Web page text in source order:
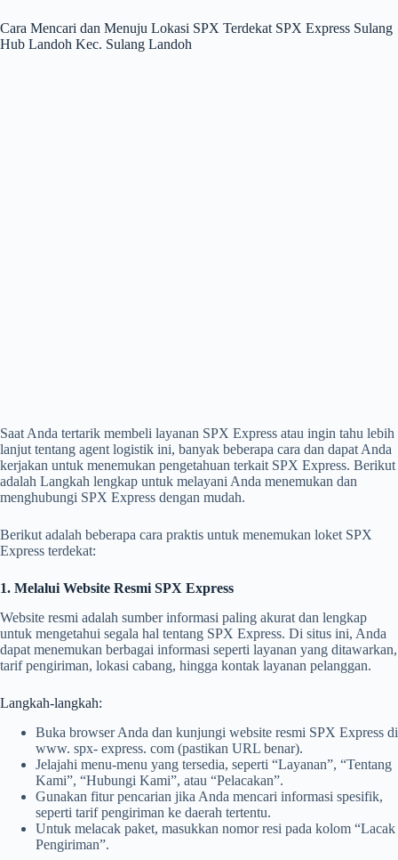
Cara Mencari dan Menuju Lokasi SPX Terdekat SPX Express Sulang
Hub Landoh Kec. Sulang Landoh
Saat Anda tertarik membeli layanan SPX Express atau ingin tahu lebih
lanjut tentang agent logistik ini, banyak beberapa cara dan dapat Anda
kerjakan untuk menemukan pengetahuan terkait SPX Express. Berikut
adalah Langkah lengkap untuk melayani Anda menemukan dan
menghubungi SPX Express dengan mudah.
Berikut adalah beberapa cara praktis untuk menemukan loket SPX
Express terdekat:
1. Melalui Website Resmi SPX Express
Website resmi adalah sumber informasi paling akurat dan lengkap
untuk mengetahui segala hal tentang SPX Express. Di situs ini, Anda
dapat menemukan berbagai informasi seperti layanan yang ditawarkan,
tarif pengiriman, lokasi cabang, hingga kontak layanan pelanggan.
Langkah-langkah:
Buka browser Anda dan kunjungi website resmi SPX Express di
www. spx- express. com (pastikan URL benar).
Jelajahi menu-menu yang tersedia, seperti “Layanan”, “Tentang
Kami”, “Hubungi Kami”, atau “Pelacakan”.
Gunakan fitur pencarian jika Anda mencari informasi spesifik,
seperti tarif pengiriman ke daerah tertentu.
Untuk melacak paket, masukkan nomor resi pada kolom “Lacak
Pengiriman”.